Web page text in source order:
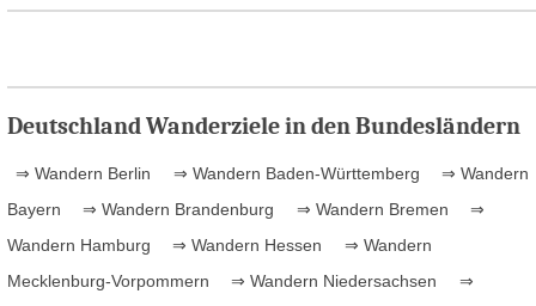
Deutschland Wanderziele in den Bundesländern
⇒ Wandern Berlin ⇒ Wandern Baden-Württemberg
⇒ Wandern
Bayern
⇒ Wandern Brandenburg ⇒ Wandern Bremen
⇒
Wandern Hamburg
⇒ Wandern Hessen
⇒ Wandern
Mecklenburg-Vorpommern
⇒ Wandern Niedersachsen
⇒